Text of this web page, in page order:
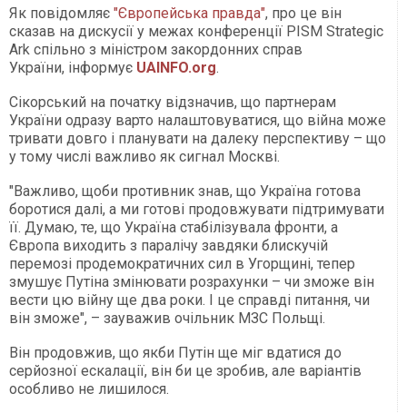
Як повідомляє "Європейська правда", про це він
сказав на дискусії у межах конференції PISM Strategic
Ark cпільно з міністром закордонних справ
України, інформує UAINFO.org.
Сікорський на початку відзначив, що партнерам
України одразу варто налаштовуватися, що війна може
тривати довго і планувати на далеку перспективу – що
у тому числі важливо як сигнал Москві.
"Важливо, щоби противник знав, що Україна готова
боротися далі, а ми готові продовжувати підтримувати
її. Думаю, те, що Україна стабілізувала фронти, а
Європа виходить з паралічу завдяки блискучій
перемозі продемократичних сил в Угорщині, тепер
змушує Путіна змінювати розрахунки – чи зможе він
вести цю війну ще два роки. І це справді питання, чи
він зможе", – зауважив очільник МЗС Польщі.
Він продовжив, що якби Путін ще міг вдатися до
серйозної ескалації, він би це зробив, але варіантів
особливо не лишилося.